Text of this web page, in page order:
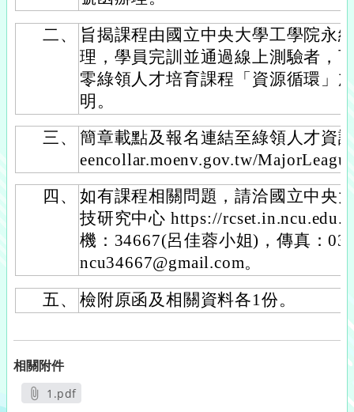
二、
旨揭課程由國立中央大學工學院永
理，學員完訓並通過線上測驗者，
零綠領人才培育課程「資源循環」
明。
三、
簡章載點及報名連結至綠領人才資
eencollar.moenv.gov.tw/
四、
如有課程相關問題，請洽國立中央
技研究中心 https://
機：34667(呂佳蓉小姐)，傳真：
ncu34667@gmail.com。
五、
檢附原函及相關資料各1份。
相關附件
1.pdf